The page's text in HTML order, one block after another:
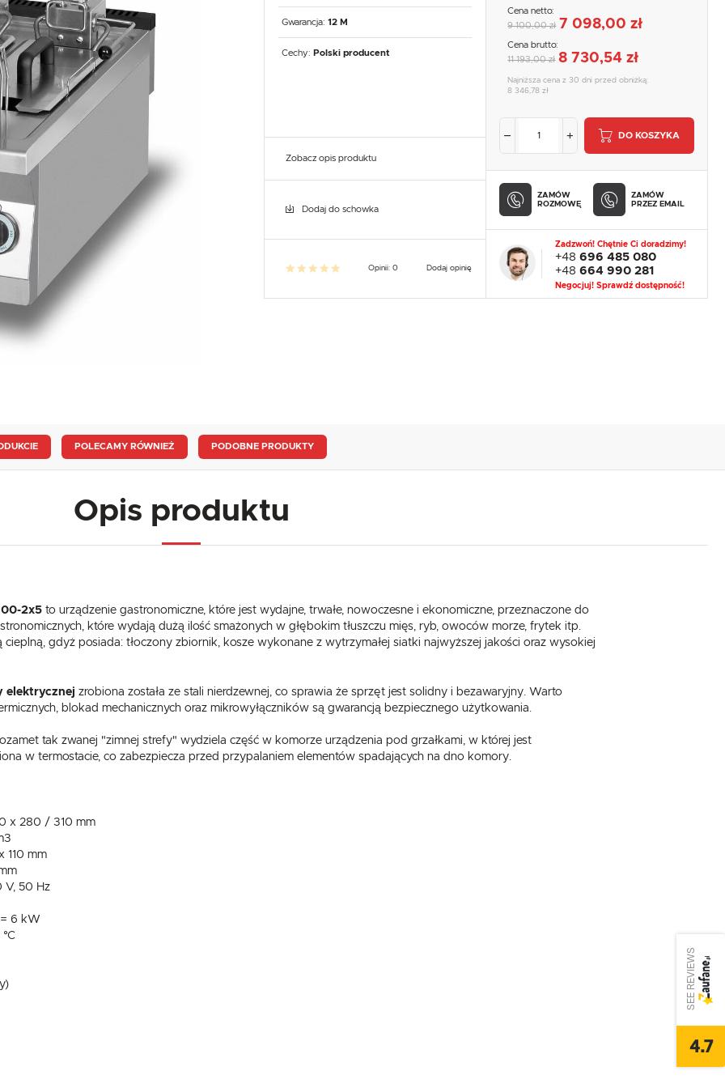
PROFESSIONAL
Gwarancja: 12 M
Cechy: Polski producent
Zobacz opis produktu
Dodaj do schowka
Opinii: 0 Dodaj opinię
Cena netto:
9 100,00 zł 7 098,00 zł
Cena brutto:
11 193,00 zł 8 730,54 zł
Najniższa cena z 30 dni przed obniżką:
8 346,78 zł
DO KOSZYKA
ZAMÓW
ROZMOWĘ
ZAMÓW
PRZEZ EMAIL
Zadzwoń! Chętnie Ci doradzimy!
+48 696 485 080
+48 664 990 281
Negocjuj! Sprawdź dostępność!
POLECAMY RÓWNIEŻ PODOBNE PRODUKTY
Opis produktu
2x5to urządzenie gastronomiczne, które jest wydajne, trwałe, nowoczesne i ekonomiczne, przeznaczone do
które wydają dużą ilość smażonych w głębokim tłuszczu mięs, ryb, owoców morze, frytek itp.
gdyż posiada: tłoczony zbiornik, kosze wykonane z wytrzymałej siatki najwyższej jakości oraz wysokiej
elektrycznej zrobiona została ze stali nierdzewnej, co sprawia że sprzęt jest solidny i bezawaryjny. Warto
blokad mechanicznych oraz mikrowyłączników są gwarancją bezpiecznego użytkowania.
tak zwanej "zimnej strefy" wydziela część w komorze urządzenia pod grzałkami, w której jest
w termostacie, co zabezpiecza przed przypalaniem elementów spadających na dno komory.
x 280 / 310 mm
110 mm
V, 50 Hz
6 kW
SEE REVIEWS
4.7